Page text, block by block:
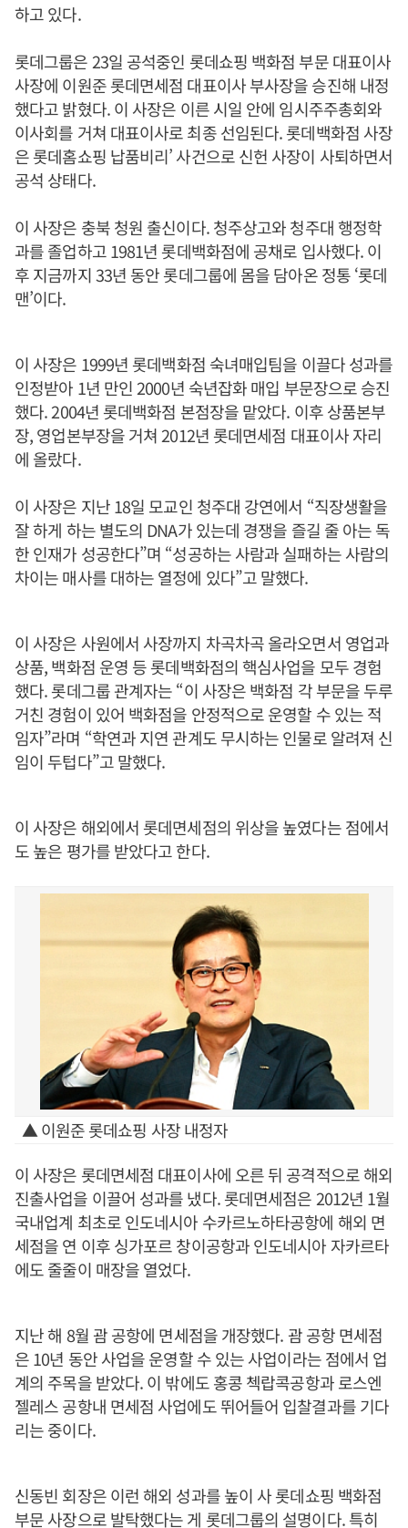
하고 있다.
롯데그룹은 23일 공석중인 롯데쇼핑 백화점 부문 대표이사
사장에 이원준 롯데면세점 대표이사 부사장을 승진해 내정
했다고 밝혔다. 이 사장은 이른 시일 안에 임시주주총회와
이사회를 거쳐 대표이사로 최종 선임된다. 롯데백화점 사장
은 롯데홈쇼핑 납품비리’ 사건으로 신헌 사장이 사퇴하면서
공석 상태다.
이 사장은 충북 청원 출신이다. 청주상고와 청주대 행정학
과를 졸업하고 1981년 롯데백화점에 공채로 입사했다. 이
후 지금까지 33년 동안 롯데그룹에 몸을 담아온 정통 ‘롯데
맨’이다.
이 사장은 1999년 롯데백화점 숙녀매입팀을 이끌다 성과를
인정받아 1년 만인 2000년 숙년잡화 매입 부문장으로 승진
했다. 2004년 롯데백화점 본점장을 맡았다. 이후 상품본부
장, 영업본부장을 거쳐 2012년 롯데면세점 대표이사 자리
에 올랐다.
이 사장은 지난 18일 모교인 청주대 강연에서 “직장생활을
잘 하게 하는 별도의 DNA가 있는데 경쟁을 즐길 줄 아는 독
한 인재가 성공한다”며 “성공하는 사람과 실패하는 사람의
차이는 매사를 대하는 열정에 있다”고 말했다.
이 사장은 사원에서 사장까지 차곡차곡 올라오면서 영업과
상품, 백화점 운영 등 롯데백화점의 핵심사업을 모두 경험
했다. 롯데그룹 관계자는 “이 사장은 백화점 각 부문을 두루
거친 경험이 있어 백화점을 안정적으로 운영할 수 있는 적
임자”라며 “학연과 지연 관계도 무시하는 인물로 알려져 신
임이 두텁다”고 말했다.
이 사장은 해외에서 롯데면세점의 위상을 높였다는 점에서
도 높은 평가를 받았다고 한다.
▲ 이원준 롯데쇼핑 사장 내정자
이 사장은 롯데면세점 대표이사에 오른 뒤 공격적으로 해외
진출사업을 이끌어 성과를 냈다. 롯데면세점은 2012년 1월
국내업계 최초로 인도네시아 수카르노하타공항에 해외 면
세점을 연 이후 싱가포르 창이공항과 인도네시아 자카르타
에도 줄줄이 매장을 열었다.
지난 해 8월 괌 공항에 면세점을 개장했다. 괌 공항 면세점
은 10년 동안 사업을 운영할 수 있는 사업이라는 점에서 업
계의 주목을 받았다. 이 밖에도 홍콩 첵랍콕공항과 로스엔
젤레스 공항내 면세점 사업에도 뛰어들어 입찰결과를 기다
리는 중이다.
신동빈 회장은 이런 해외 성과를 높이 사 롯데쇼핑 백화점
부문 사장으로 발탁했다는 게 롯데그룹의 설명이다. 특히